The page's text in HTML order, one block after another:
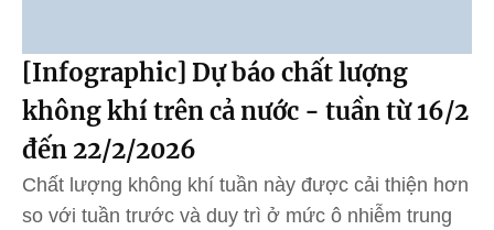
[Infographic] Dự báo chất lượng
không khí trên cả nước - tuần từ 16/2
đến 22/2/2026
Chất lượng không khí tuần này được cải thiện hơn
so với tuần trước và duy trì ở mức ô nhiễm trung